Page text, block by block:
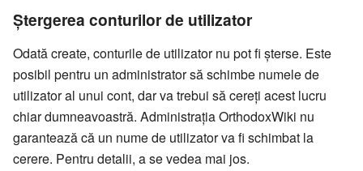
Ștergerea conturilor de utilizator
Odată create, conturile de utilizator nu pot fi șterse. Este
posibil pentru un administrator să schimbe numele de
utilizator al unui cont, dar va trebui să cereți acest lucru
chiar dumneavoastră. Administrația OrthodoxWiki nu
garantează că un nume de utilizator va fi schimbat la
cerere. Pentru detalii, a se vedea mai jos.